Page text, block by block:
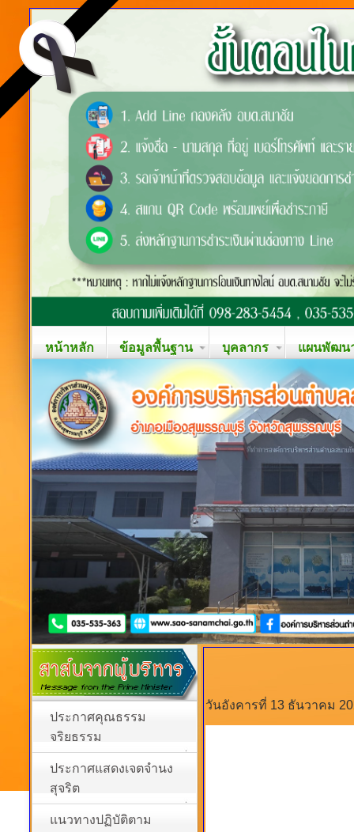
หน้าหลัก ข้อมูลพื้นฐาน บุคลากร แผนพัฒน
วันอังคารที่ 13 ธันวาคม
ประกาศคุณธรรม
จริยธรรม
ประกาศแสดงเจตจำนง
สุจริต
แนวทางปฏิบัติตาม